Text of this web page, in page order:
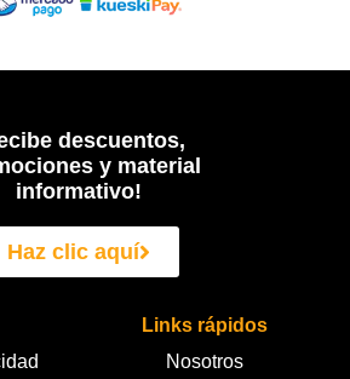
descuentos,
y material
informativo!
Haz clic aquí
Links rápidos
Nosotros